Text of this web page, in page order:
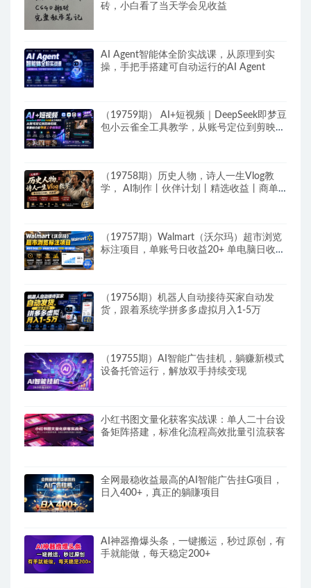
砖，小白看了当天学会见收益
AI Agent智能体全阶实战课，从原理到实
操，手把手搭建可自动运行的AI Agent
（19759期） AI+短视频｜DeepSeek即梦豆
包小云雀全工具教学，从账号定位到剪映剪
（19758期）历史人物，诗人一生Vlog教
学， AI制作丨伙伴计划丨精选收益丨商单
（19757期）Walmart（沃尔玛）超市浏览
标注项目，单账号日收益20+ 单电脑日收益
（19756期）机器人自动接待买家自动发
货，跟着系统学拼多多虚拟月入1-5万
（19755期）AI智能广告挂机，躺赚新模式
设备托管运行，解放双手持续变现
小红书图文量化获客实战课：单人二十台设
备矩阵搭建，标准化流程高效批量引流获客
全网最稳收益最高的AI智能广告挂G项目，
日入400+，真正的躺賺项目
AI神器撸爆头条，一键搬运，秒过原创，有
手就能做，每天稳定200+